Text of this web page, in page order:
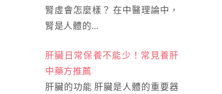
腎虛會怎麼樣？ 在中醫理論中，
腎是人體的…
肝臟日常保養不能少！常見養肝
中藥方推薦
肝臟的功能 肝臟是人體的重要器